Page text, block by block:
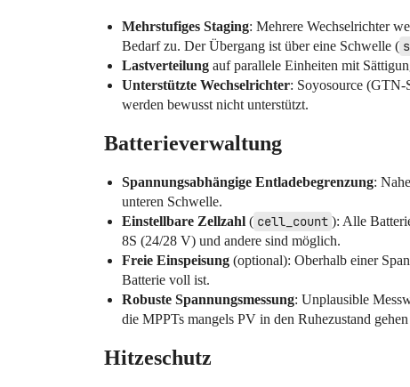
Mehrstufiges Staging: Mehrere Wechselrichter
Bedarf zu. Der Übergang ist über eine Schwelle (
Lastverteilung auf parallele Einheiten mit
Unterstützte Wechselrichter: Soyosource
werden bewusst nicht unterstützt.
Batterieverwaltung
Spannungsabhängige Entladebegrenzung:
unteren Schwelle.
Einstellbare Zellzahl ( cell_count ): Alle
8S (24/28 V) und andere sind möglich.
Freie Einspeisung (optional): Oberhalb einer
Batterie voll ist.
Robuste Spannungsmessung: Unplausible
die MPPTs mangels PV in den Ruhezustand
Hitzeschutz